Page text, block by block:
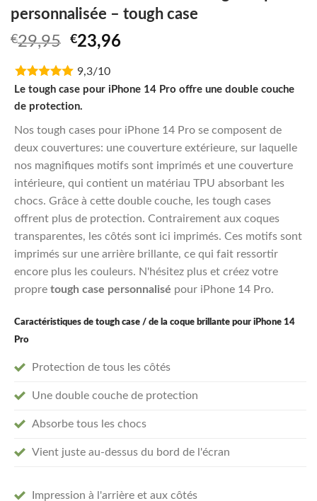
personnalisée – tough case
€29,95 Original
was:
€29,95.
€23,96
€23,96.
9,3/10
Le tough case pour iPhone 14 Pro offre une double couche
de protection.
Nos tough cases pour iPhone 14 Pro se composent de
deux couvertures: une couverture extérieure, sur laquelle
nos magnifiques motifs sont imprimés et une couverture
intérieure, qui contient un matériau TPU absorbant les
chocs. Grâce à cette double couche, les tough cases
offrent plus de protection. Contrairement aux coques
transparentes, les côtés sont ici imprimés. Ces motifs sont
imprimés sur une arrière brillante, ce qui fait ressortir
encore plus les couleurs. N'hésitez plus et créez votre
propre tough case personnalisé pour iPhone 14 Pro.
Caractéristiques de tough case / de la coque brillante pour iPhone 14
Pro
Protection de tous les côtés
Une double couche de protection
Absorbe tous les chocs
Vient juste au-dessus du bord de l'écran
Impression à l'arrière et aux côtés